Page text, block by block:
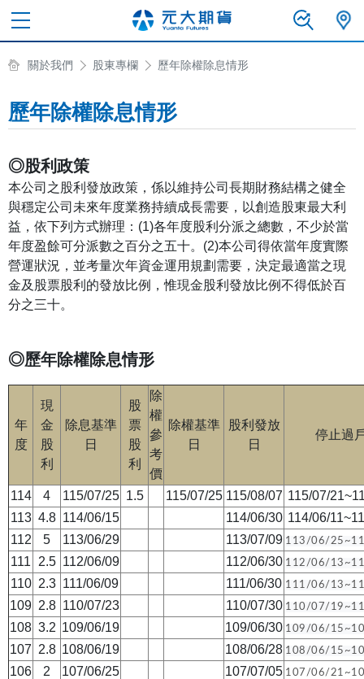
關於我們 股東專欄 歷年除權除息情形
歷年除權除息情形
◎股利政策
本公司之股利發放政策，係以維持公司長期財務結構之健全
與穩定公司未來年度業務持續成長需要，以創造股東最大利
益，依下列方式辦理：(1)各年度股利分派之總數，不少於當
年度盈餘可分派數之百分之五十。(2)本公司得依當年度實際
營運狀況，並考量次年資金運用規劃需要，決定最適當之現
金及股票股利的發放比例，惟現金股利發放比例不得低於百
分之三十。
◎歷年除權除息情形
年
度
現
金
股
利
除息基準
日
股
票
股
利
除
權
參
考
價
除權基準
日
股利發放
日
停止過
114 4 115/07/25 1.5 115/07/25 115/08/07 115/07/
113 4.8 114/06/15 114/06/30 114/06/
112
5 113/06/29 113/07/09 113/06/25
111 2.5 112/06/09 112/06/30 112/06/13
110 2.3 111/06/09 111/06/30 111/06/13
109 2.8 110/07/23 110/07/30 110/07/19
108 3.2 109/06/19 109/06/30 109/06/1
107 2.8 108/06/19 108/06/28 108/06/
106 2 107/06/25 107/07/05 107/06/